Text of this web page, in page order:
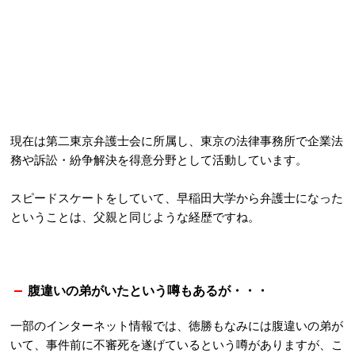
現在は第二東京弁護士会に所属し、東京の法律事務所で企業法
務や訴訟・紛争解決を得意分野として活動しています。
スピードスケートをしていて、早稲田大学から弁護士になった
ということは、父親と同じような経歴ですね。
腹違いの弟がいたという噂もあるが・・・
一部のインターネット情報では、徳勝もなみには腹違いの弟が
いて、事件前に不審死を遂げているという噂がありますが、こ